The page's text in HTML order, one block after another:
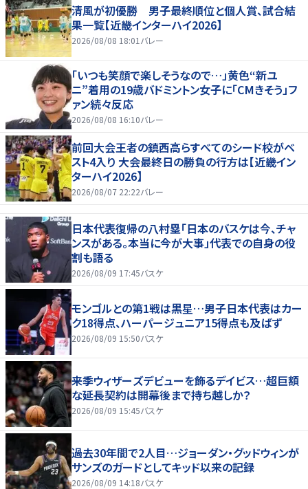
清風が初優勝 男子最終順位と個人賞、試合結
果一覧【近畿インターハイ2026】
2026/08/08 18:01 バレー
「いつも笑顔で楽しそうなので…」黄色“新ユ
ニ”着用の19歳バドミントン女子に「CMきそう」フ
ァン続々反応
2026/08/08 16:10バレー
前回大会王者の鎮西高らすべてのシード校がベ
スト4入り 大会最終日の勝負の行方は【近畿イン
ターハイ2026】
2026/08/07 22:22バレー
日本代表復帰の八村塁「日本のバスケは今、チャ
ンスがある。本当に今が大事」代表での自身の役
割も語る
2026/08/09 17:45バスケ
モンゴルとの第1戦は黒星…男子日本代表はカー
ク18得点、ハーパージュニア15得点も及ばず
2026/08/09 15:50バスケ
来季ウィザーズデビューを飾るデイビス…超巨額
な延長契約は開幕後まで持ち越しか？
2026/08/09 15:45バスケ
過去30年間で2人目…ジョーダン・グッドウィンが
サンズのガードとしてキッド以来の記録
2026/08/09 14:18バスケ